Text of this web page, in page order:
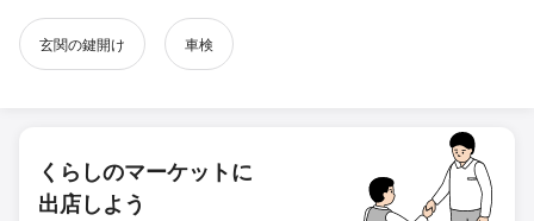
玄関の鍵開け 車検
くらしのマーケットに
出店しよう